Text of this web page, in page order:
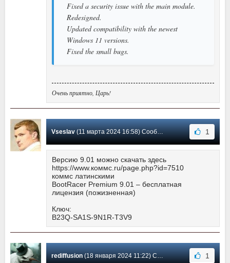
Fixed a security issue with the main module.
Redesigned.
Updated compatibility with the newest
Windows 11 versions.
Fixed the small bugs.
Очень приятно, Царь!
Vseslav(11 марта 2024 16:58) Сообщение #160 1
Версию 9.01 можно скачать здесь
https://www.коммс.ru/page.php?id=7510
коммс латинскими
BootRacer Premium 9.01 – бесплатная
лицензия (пожизненная)
Ключ:
B23Q-SA1S-9N1R-T3V9
rediffusion(18 января 2024 11:22) Сообщение #159 1